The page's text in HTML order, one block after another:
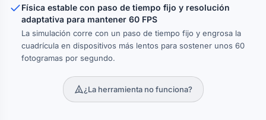
Física estable con paso de tiempo fijo y resolución
adaptativa para mantener 60 FPS
La simulación corre con un paso de tiempo fijo y engrosa la
cuadrícula en dispositivos más lentos para sostener unos 60
fotogramas por segundo.
¿La herramienta no funciona?